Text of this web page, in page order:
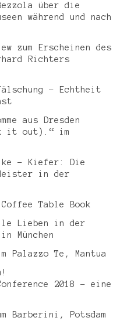
über die
während und nach
zum Erscheinen des
Richters
– Echtheit
aus Dresden
it out).“ im
– Kiefer: Die
in der
Table Book
Lieben in der
München
Palazzo Te, Mantua
2018 – eine
Barberini, Potsdam